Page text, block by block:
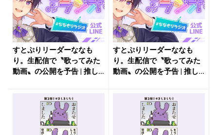
すとぷりリーダーななも
り。生配信で〝歌ってみた
動画〟の公開を予告 | 推し
すとぷりリーダーななも
り。生配信で〝歌ってみた
動画〟の公開を予告 | 推し